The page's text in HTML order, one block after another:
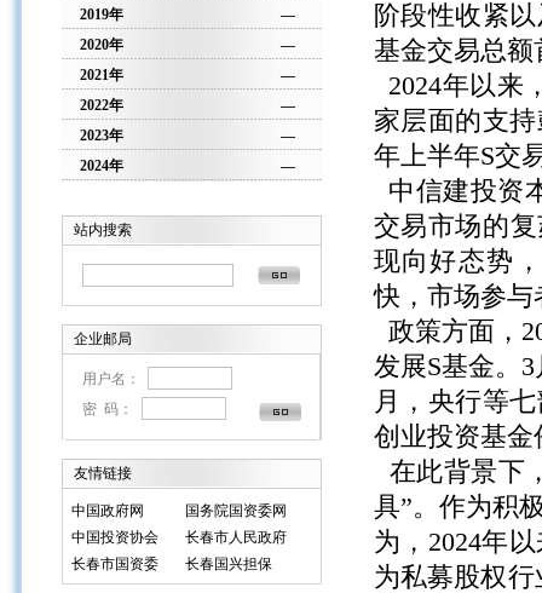
2019年
—
2020年
—
2021年
—
2022年
—
2023年
—
2024年
—
站内搜索
企业邮局
用户名：
密 码：
友情链接
中国政府网
国务院国资委网
中国投资协会
长春市人民政府
长春市国资委
长春国兴担保
阶段性收紧
基金交易总额
2024年以来
家层面的支
年上半年S交
中信建投资
交易市场的
现向好态势
快，市场参与
政策方面，
发展S基金。
月，央行等
创业投资基金
在此背景下
具”。作为积
为，2024年
为私募股权